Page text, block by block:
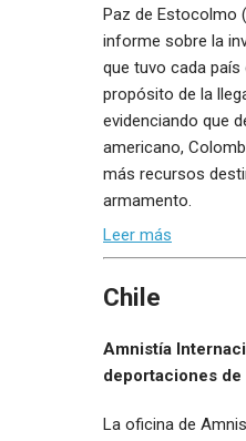
Paz de Estocolmo
informe sobre la
que tuvo cada país
propósito de la
evidenciando que
americano,
más recursos
armamento.
Leer más
Chile
Amnistía
deportaciones
La oficina de